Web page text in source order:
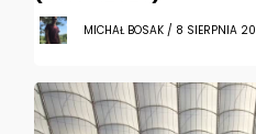
MICHAŁ BOSAK / 8 SIERPNIA